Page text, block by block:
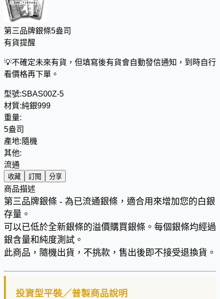
第三品牌銀條5盎司
有貨提醒
💡不確定未來有貨，但填寫後有貨會自動發信通知，到時自行
看價格再下單。
型號:SBAS00Z-5
材質:純銀999
重量:
5盎司
產地:隨機
其他:
流通
收藏 訂閱 分享
商品描述
第三品牌銀條 - 為已流通銀條，適合用來增加您的白銀
存量。
可以已低於全新銀條的溢價購買銀條。每個銀條均經過
銀含量和純度測試。
此商品，隨機出貨，不挑款，售出後即不接受退換貨。
投資型平裝／普製商品說明